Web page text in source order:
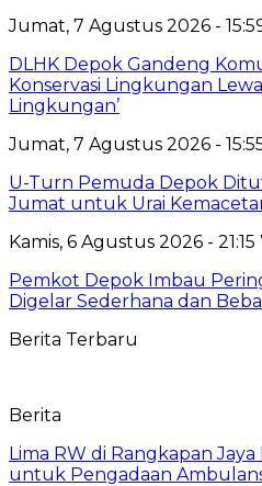
Jumat, 7 Agustus 2026 -
DLHK Depok Gandeng
Konservasi Lingkungan
Lingkungan’
Jumat, 7 Agustus 2026 -
U-Turn Pemuda Depok
Jumat untuk Urai
Kamis, 6 Agustus 2026 - 21:15
Pemkot Depok Imbau
Digelar Sederhana dan
Berita Terbaru
Berita
Lima RW di Rangkapan
untuk Pengadaan